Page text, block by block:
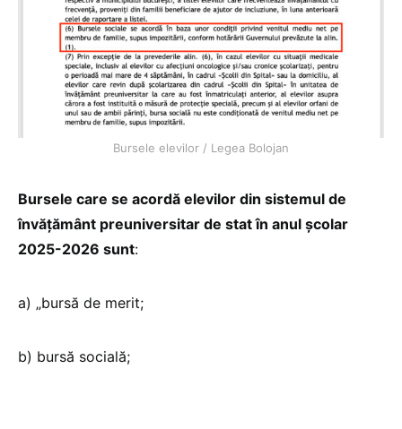
Bursele elevilor / Legea Bolojan
Bursele care se acordă elevilor din sistemul de
învăţământ preuniversitar de stat în anul școlar
2025-2026 sunt:
a) „bursă de merit;
b) bursă socială;